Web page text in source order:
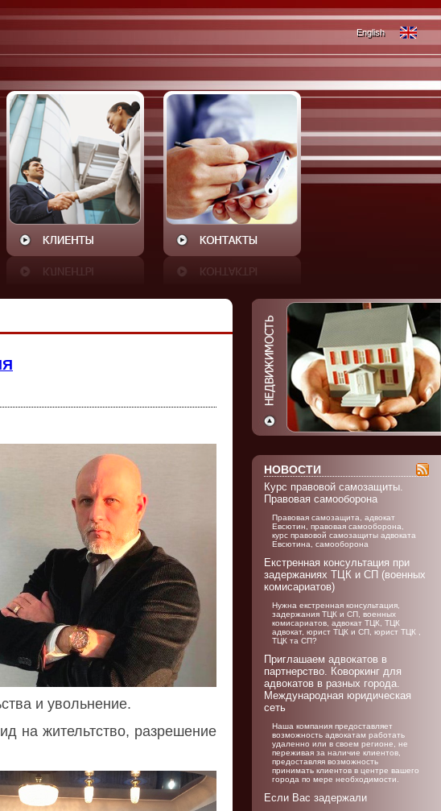
English
НОВОСТИ
Курс правовой самозащиты.
Правовая самооборона
Правовая самозащита, адвокат
Евсютин, правовая самооборона,
курс правовой самозащиты адвоката
Евсютина, самооборона
Екстренная консультация при
задержаниях ТЦК и СП (военных
комисариатов)
Нужна екстренная консультация,
задержания ТЦК и СП, военных
комисариатов, адвокат ТЦК, ТЦК
адвокат, юрист ТЦК и СП, юрист ТЦК ,
ТЦК та СП?
Приглашаем адвокатов в
партнерство. Коворкинг для
адвокатов в разных города.
Международная юридическая
сеть
Наша компания предоставляет
возможность адвокатам работать
удаленно или в своем регионе, не
переживая за наличие клиентов,
предоставляя возможность
принимать клиентов в центре вашего
города по мере необходимости.
Если Вас задержали
и увольнение.
на жительтство, разрешение